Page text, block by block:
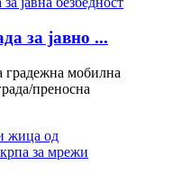
за јавно ...
градежна мобилна
преносна